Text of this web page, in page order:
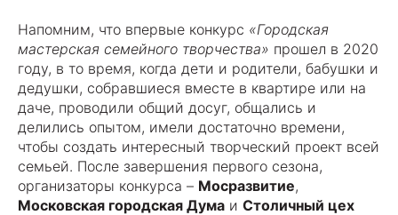
Напомним, что впервые конкурс «Городская
мастерская семейного творчества» прошел в 2020
году, в то время, когда дети и родители, бабушки и
дедушки, собравшиеся вместе в квартире или на
даче, проводили общий досуг, общались и
делились опытом, имели достаточно времени,
чтобы создать интересный творческий проект всей
семьей. После завершения первого сезона,
организаторы конкурса – Мосразвитие,
Московская городская Дума и Столичный цех